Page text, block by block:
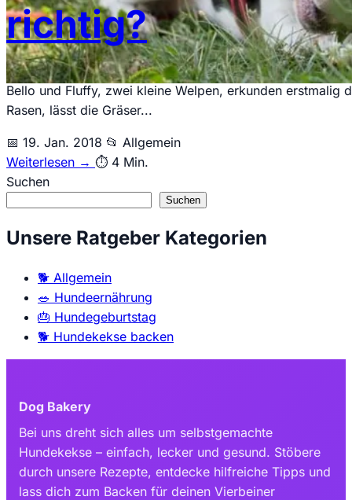
richtig?
Bello und Fluffy, zwei kleine Welpen, erkunden erstmalig
Rasen, lässt die Gräser...
📅 19. Jan. 2018 📂 Allgemein
Weiterlesen → ⏱️ 4 Min.
Suchen
Suchen
Unsere Ratgeber Kategorien
🐕 Allgemein
🥗 Hundeernährung
🎂 Hundegeburtstag
🐕 Hundekekse backen
Dog Bakery
Bei uns dreht sich alles um selbstgemachte
Hundekekse – einfach, lecker und gesund. Stöbere
durch unsere Rezepte, entdecke hilfreiche Tipps und
lass dich zum Backen für deinen Vierbeiner